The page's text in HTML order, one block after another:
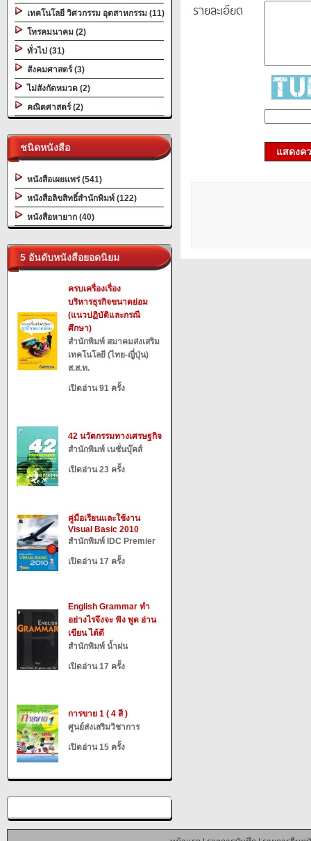
เทคโนโลยี วิศวกรรม อุตสาหกรรม (11)
โทรคมนาคม (2)
ทั่วไป (31)
สังคมศาสตร์ (3)
ไม่สังกัดหมวด (2)
คณิตศาสตร์ (2)
ชนิดหนังสือ
หนังสือเผยแพร่ (541)
หนังสือลิขสิทธิ์สำนักพิมพ์ (122)
หนังสือหายาก (40)
5 อันดับหนังสือยอดนิยม
ครบเครื่องเรื่อง
บริหารธุรกิจขนาดย่อม
(แนวปฏิบัติและกรณี
ศึกษา)
สำนักพิมพ์ สมาคมส่งเสริม
เทคโนโลยี (ไทย-ญี่ปุ่น)
ส.ส.ท.
เปิดอ่าน 91 ครั้ง
42 นวัตกรรมทางเศรษฐกิจ
สำนักพิมพ์ เนชั่นบุ๊คส์
เปิดอ่าน 23 ครั้ง
คู่มือเรียนและใช้งาน
Visual Basic 2010
สำนักพิมพ์ IDC Premier
เปิดอ่าน 17 ครั้ง
English Grammar ทำ
อย่างไรจึงจะ ฟัง พูด อ่าน
เขียน ได้ดี
สำนักพิมพ์ น้ำฝน
เปิดอ่าน 17 ครั้ง
การขาย 1 ( 4 สี )
ศูนย์ส่งเสริมวิชาการ
เปิดอ่าน 15 ครั้ง
รายละเอียด
แสดงค